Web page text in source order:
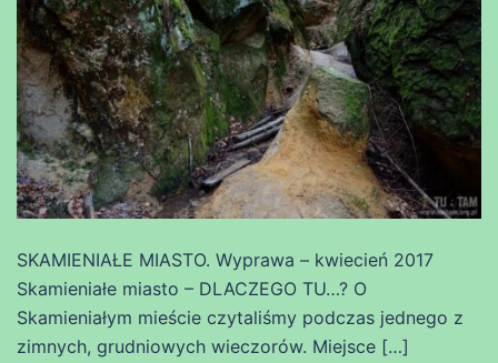
SKAMIENIAŁE MIASTO. Wyprawa – kwiecień 2017
Skamieniałe miasto – DLACZEGO TU…? O
Skamieniałym mieście czytaliśmy podczas jednego z
zimnych, grudniowych wieczorów. Miejsce […]